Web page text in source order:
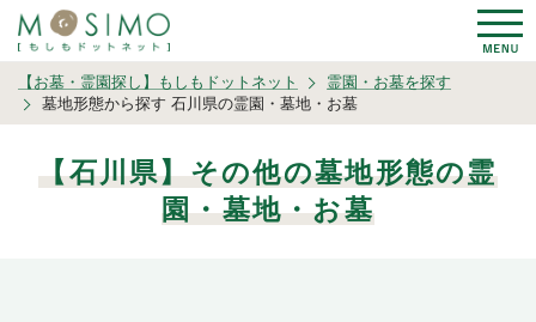
【お墓・霊園探し】もしもドットネット
霊園・お墓を探す
墓地形態から探す 石川県の霊園・墓地・お墓
【石川県】その他の墓地形態の霊
園・墓地・お墓